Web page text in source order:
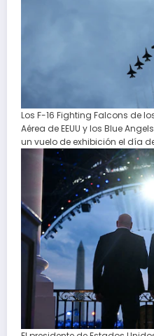
Los F-16 Fighting Falcons de
Aérea de EEUU y los Blue
un vuelo de exhibición el día